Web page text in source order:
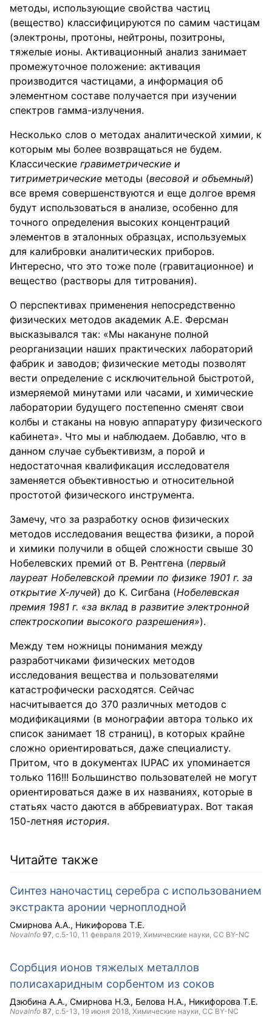
методы, использующие свойства частиц
(вещество) классифицируются по самим частицам
(электроны, протоны, нейтроны, позитроны,
тяжелые ионы. Активационный анализ занимает
промежуточное положение: активация
производится частицами, а информация об
элементном составе получается при изучении
спектров гамма-излучения.
Несколько слов о методах аналитической химии, к
которым мы более возвращаться не будем.
Классические гравиметрические и
титриметрические методы (весовой и объемный)
все время совершенствуются и еще долгое время
будут использоваться в анализе, особенно для
точного определения высоких концентраций
элементов в эталонных образцах, используемых
для калибровки аналитических приборов.
Интересно, что это тоже поле (гравитационное) и
вещество (растворы для титрования).
О перспективах применения непосредственно
физических методов академик А.Е. Ферсман
высказывался так: «Мы накануне полной
реорганизации наших практических лабораторий
фабрик и заводов; физические методы позволят
вести определение с исключительной быстротой,
измеряемой минутами или часами, и химические
лаборатории будущего постепенно сменят свои
колбы и стаканы на новую аппаратуру физического
кабинета». Что мы и наблюдаем. Добавлю, что в
данном случае субъективизм, а порой и
недостаточная квалификация исследователя
заменяется объективностью и относительной
простотой физического инструмента.
Замечу, что за разработку основ физических
методов исследования вещества физики, а порой
и химики получили в общей сложности свыше 30
Нобелевских премий от В. Рентгена (первый
лауреат Нобелевской премии по физике 1901 г. за
открытие Х-лучей) до К. Сигбана (Нобелевская
премия 1981 г. «за вклад в развитие электронной
спектроскопии высокого разрешения»).
Между тем ножницы понимания между
разработчиками физических методов
исследования вещества и пользователями
катастрофически расходятся. Сейчас
насчитывается до 370 различных методов с
модификациями (в монографии автора только их
список занимает 18 страниц), в которых крайне
сложно ориентироваться, даже специалисту.
Притом, что в документах IUPAC их упоминается
только 116!!! Большинство пользователей не могут
ориентироваться даже в их названиях, которые в
статьях часто даются в аббревиатурах. Вот такая
150-летняя история.
Читайте также
Синтез наночастиц серебра с использованием
экстракта аронии черноплодной
Смирнова А.А. Никифорова Т.Е.
NovaInfo 97 , с.5-10, 11 февраля 2019 , Химические науки, CC BY-NC
Сорбция ионов тяжелых металлов
полисахаридным сорбентом из соков
Дзюбина А.А. Смирнова Н.Э. Белова Н.А. Никифорова Т.Е.
NovaInfo 87 , с.5-13, 19 июня 2018 , Химические науки, CC BY-NC